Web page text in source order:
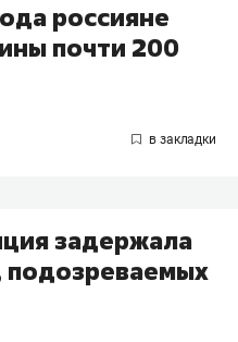
россияне
почти 200
задержала